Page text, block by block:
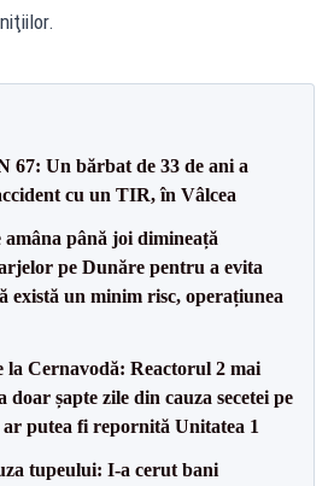
67: Un bărbat de 33 de ani a
cu un TIR, în Vâlcea
amâna până joi dimineață
pe Dunăre pentru a evita
există un minim risc, operațiunea
la Cernavodă: Reactorul 2 mai
doar șapte zile din cauza secetei pe
putea fi repornită Unitatea 1
tupeului: I-a cerut bani